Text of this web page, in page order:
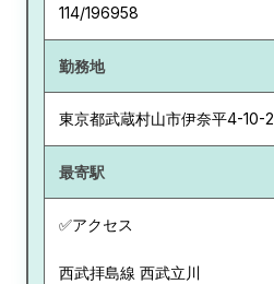
114/196958
勤務地
東京都武蔵村山市伊奈平4-10-2
最寄駅
✅アクセス
西武拝島線 西武立川